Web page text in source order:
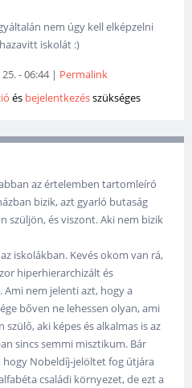
nem úgy kell elképzelni
iskolát :)
- 06:44| Permalink
és bejelentkezésszükséges
az értelemben tartomleíró
bizik, azt gyarló butaság
szüljön, és viszont. Aki nem bizik
iskolákban. Kevés okom van rá,
hiperhierarchizált és
nem jelenti azt, hogy a
bőven ne lehessen olyan, ami
szülő, aki képes és alkalmas is az
sincs semmi misztikum. Bár
Nobeldíj-jelöltet fog útjára
családi környezet, de ezt a